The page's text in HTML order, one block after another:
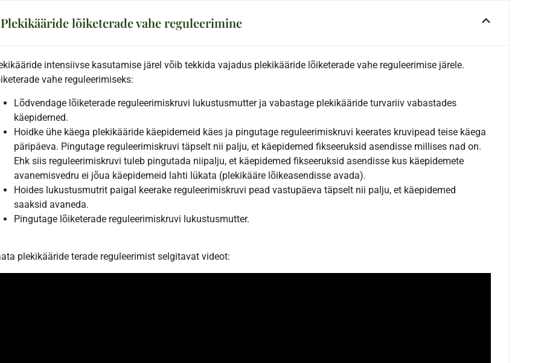
Plekikääride lõiketerade vahe reguleerimine
intensiivse kasutamise järel võib tekkida vajadus plekikääride lõiketerade vahe reguleerimise järele.
vahe reguleerimiseks:
Lõdvendage lõiketerade reguleerimiskruvi lukustusmutter ja vabastage plekikääride turvariiv vabastades
käepidemed.
Hoidke ühe käega plekikääride käepidemeid käes ja pingutage reguleerimiskruvi keerates kruvipead teise käega
päripäeva. Pingutage reguleerimiskruvi täpselt nii palju, et käepidemed fikseeruksid asendisse millises nad on.
Ehk siis reguleerimiskruvi tuleb pingutada niipalju, et käepidemed fikseeruksid asendisse kus käepidemete
avanemisvedru ei jõua käepidemeid lahti lükata (plekikääre lõikeasendisse avada).
Hoides lukustusmutrit paigal keerake reguleerimiskruvi pead vastupäeva täpselt nii palju, et käepidemed
saaksid avaneda.
Pingutage lõiketerade reguleerimiskruvi lukustusmutter.
plekikääride terade reguleerimist selgitavat videot: